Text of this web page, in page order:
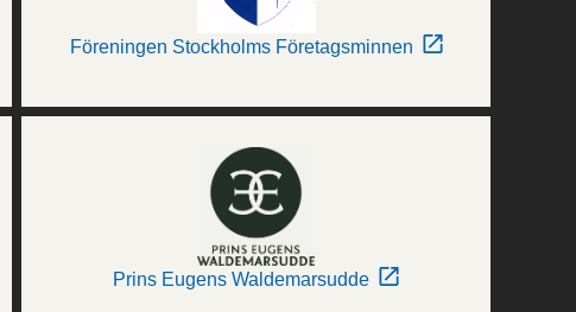
Föreningen Stockholms Företagsminnen
Prins Eugens Waldemarsudde